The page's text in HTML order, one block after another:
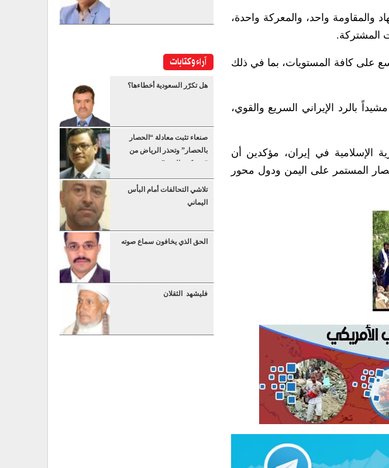
والمقاومة واحد، والمعركة واحدة،
المشتركة.
على كافة المستويات، بما في ذلك
بالرد الإيراني السريع والقوي،
الإسلامية في إيران، مؤكدين أن
المستمر على اليمن ودول محور
آراء وكتابات
هل تكرّر السعودية أخطاءها؟
صنعاء تثبت معادلة “الحصار
بالحصار” وتحذر الرياض من
“عسكرة البحر”
تلاشي التحالفات أمام البأس
اليماني
الحق الذي يخافون سماع صوته
فليشهد الثقلان